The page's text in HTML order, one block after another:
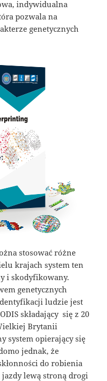
indywidualna
pozwala na
genetycznych
stosować różne
krajach system ten
i skodyfikowany.
genetycznych
ludzie jest
składający się z 20
Brytanii
system opierający się
jednak, że
do robienia
lewą stroną drogi